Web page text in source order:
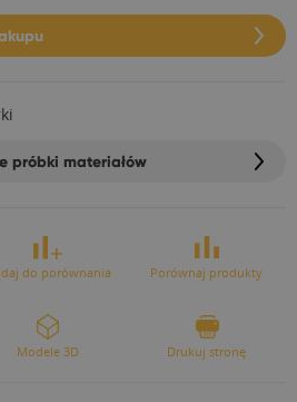
próbki materiałów
do porównania Porównaj produkty
Modele 3D Drukuj stronę